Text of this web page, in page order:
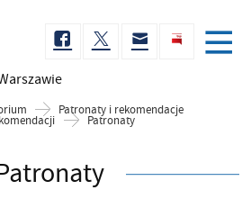
Patronaty i rekomendacje
Patronaty